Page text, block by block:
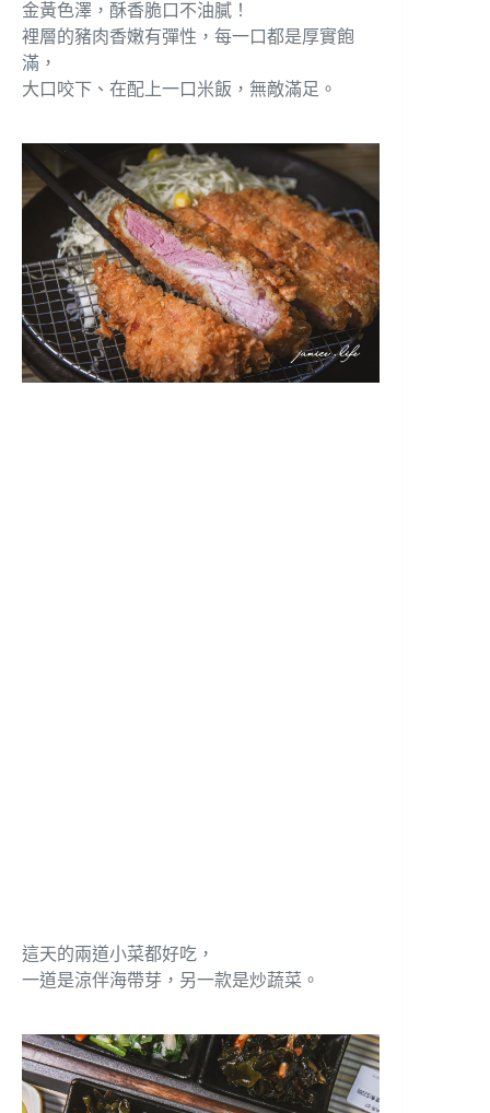
金黃色澤，酥香脆口不油膩！
裡層的豬肉香嫩有彈性，每一口都是厚實飽
滿，
大口咬下、在配上一口米飯，無敵滿足。
這天的兩道小菜都好吃，
一道是涼伴海帶芽，另一款是炒蔬菜。